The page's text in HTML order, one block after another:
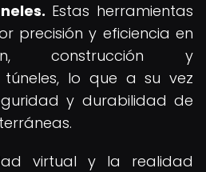
Estas herramientas
precisión y eficiencia en
construcción y
túneles, lo que a su vez
y durabilidad de
virtual y la realidad